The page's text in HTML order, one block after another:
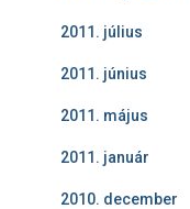
2011. július
2011. június
2011. május
2011. január
2010. december